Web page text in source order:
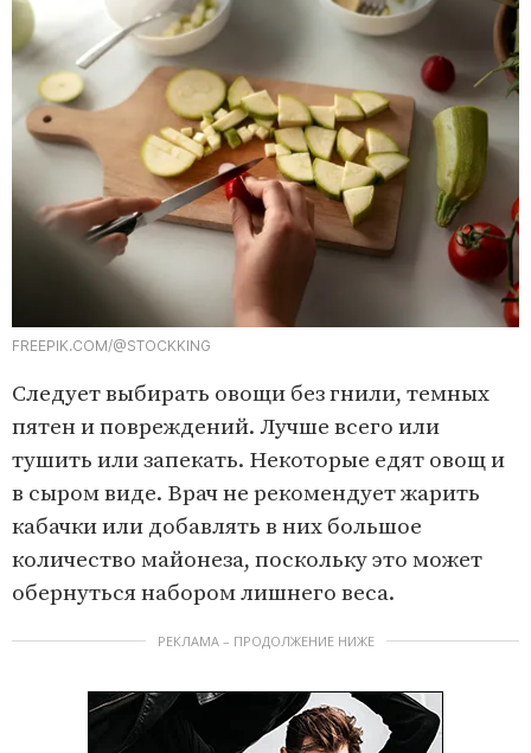
FREEPIK.COM/@STOCKKING
Следует выбирать овощи без гнили, темных
пятен и повреждений. Лучше всего или
тушить или запекать. Некоторые едят овощ и
в сыром виде. Врач не рекомендует жарить
кабачки или добавлять в них большое
количество майонеза, поскольку это может
обернуться набором лишнего веса.
РЕКЛАМА – ПРОДОЛЖЕНИЕ НИЖЕ